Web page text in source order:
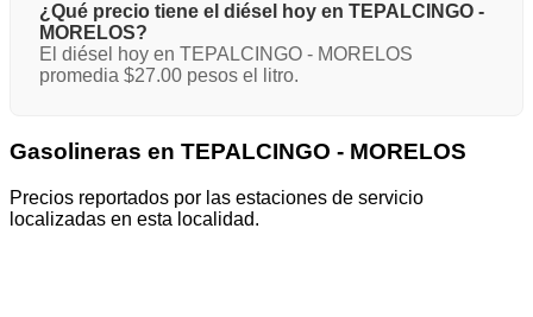
¿Qué precio tiene el diésel hoy en TEPALCINGO -
MORELOS?
El diésel hoy en TEPALCINGO - MORELOS
promedia $27.00 pesos el litro.
Gasolineras en TEPALCINGO - MORELOS
Precios reportados por las estaciones de servicio
localizadas en esta localidad.